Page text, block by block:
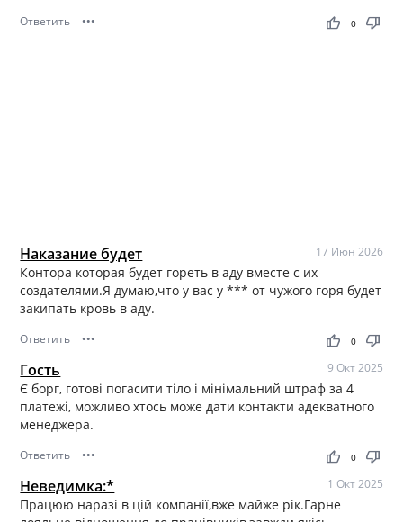
Ответить ••• thumb_up thumb_down
0
Наказание будет 17 Июн 2026
Контора которая будет гореть в аду вместе с их
создателями.Я думаю,что у вас у *** от чужого горя будет
закипать кровь в аду.
Ответить ••• thumb_up thumb_down
0
Гость 9 Окт 2025
Є борг, готові погасити тіло і мінімальний штраф за 4
платежі, можливо хтось може дати контакти адекватного
менеджера.
Ответить ••• thumb_up thumb_down
0
Неведимка:* 1 Окт 2025
Працюю наразі в цій компанії,вже майже рік.Гарне